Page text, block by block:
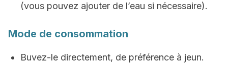
(vous pouvez ajouter de l’eau si nécessaire).
Mode de consommation
Buvez-le directement, de préférence à jeun.